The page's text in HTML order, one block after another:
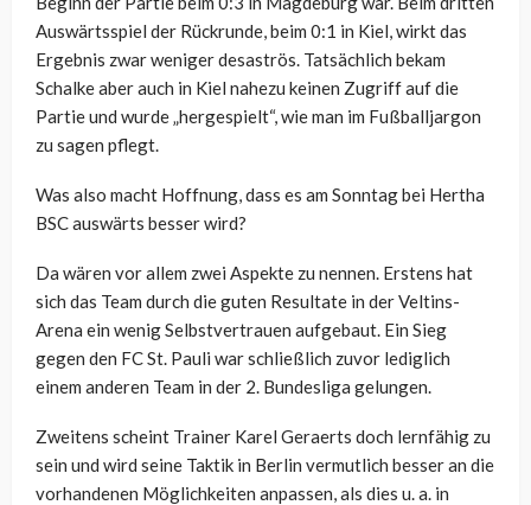
Auswärtsspiel der Rückrunde, beim 0:1 in Kiel, wirkt das
Ergebnis zwar weniger desaströs. Tatsächlich bekam
Schalke aber auch in Kiel nahezu keinen Zugriff auf die
Partie und wurde „hergespielt“, wie man im Fußballjargon
zu sagen pflegt.
Was also macht Hoffnung, dass es am Sonntag bei Hertha
BSC auswärts besser wird?
Da wären vor allem zwei Aspekte zu nennen. Erstens hat
sich das Team durch die guten Resultate in der Veltins-
Arena ein wenig Selbstvertrauen aufgebaut. Ein Sieg
gegen den FC St. Pauli war schließlich zuvor lediglich
einem anderen Team in der 2. Bundesliga gelungen.
Zweitens scheint Trainer Karel Geraerts doch lernfähig zu
sein und wird seine Taktik in Berlin vermutlich besser an die
vorhandenen Möglichkeiten anpassen, als dies u. a. in